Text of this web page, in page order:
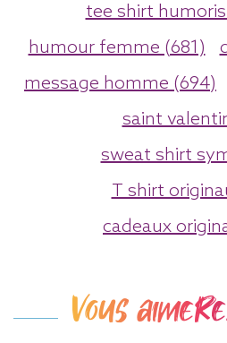
tee shirt
humour femme (681)
message homme (694)
saint
sweat shirt
T shirt
cadeaux
Vous